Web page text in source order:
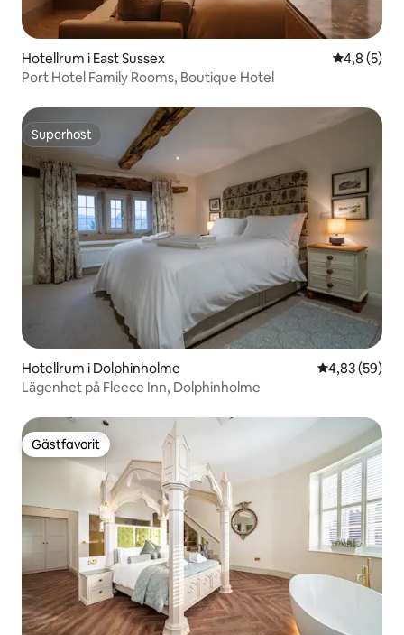
Hotellrum i East Sussex 4,8 av 5 i
4,8 (5)
Port Hotel Family Rooms, Boutique Hotel
Superhost
Superhost
Hotellrum i Dolphinholme 4,83 av 5 i
4,83 (59)
Lägenhet på Fleece Inn, Dolphinholme
Gästfavorit
Gästfavorit